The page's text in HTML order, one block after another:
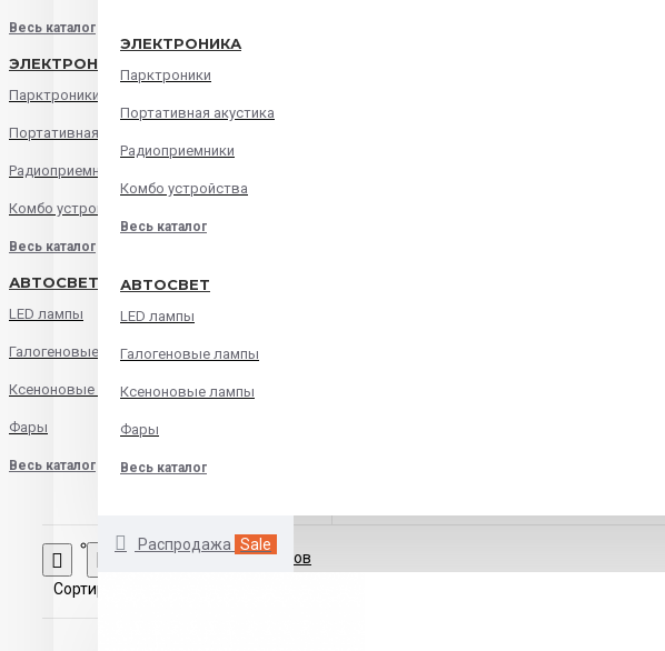
ЭЛЕКТРОНИКА
Парктроники
Портативная акустика
Радиоприемники
Комбо устройства
Весь каталог
АВТОСВЕТ
LED лампы
Галогеновые лампы
Ксеноновые лампы
Фары
Весь каталог
Распродажа Sale
Весь каталог
ЭЛЕКТРОНИКА
Парктроники
Портативная акустика
Радиоприемники
Комбо устройства
Весь каталог
АВТОСВЕТ
LED лампы
Галогеновые лампы
Ксеноновые лампы
Фары
Весь каталог
Сравнение товаров
Сортировка: